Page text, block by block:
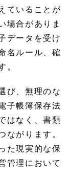
ていることが
場合がありま
データを受け
名ルール、確
。
び、無理のな
子帳簿保存法
はなく、書類
ながります。
た現実的な保
管理において